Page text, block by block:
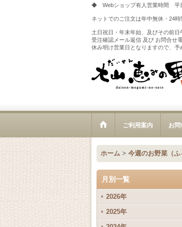
◆ Webショップ有人営業時間
ネットでのご注文は年中無休・24
土日祝日・年末年始、及びその前日
受注確認メール返信 及び お問合せ
休み明け営業日となりますので、
ご利用案内 お
ホーム > 今週のお野菜（ふ
月別一覧
2026年
2025年